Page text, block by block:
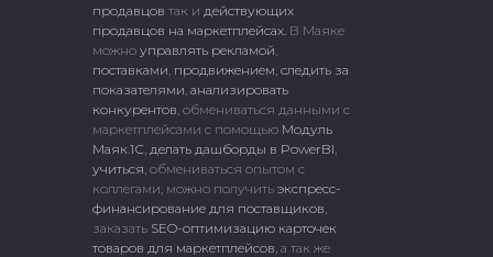
продавцов так и действующих
продавцов на маркетплейсах. В Маяке
можно управлять рекламой
поставками продвижением следить за
показателями анализировать
конкурентов , обмениваться данными с
маркетплейсами c помощью Модуль
Маяк.1С делать дашборды в PowerBI
учиться , обмениваться опытом с
коллегами, можно получить экспресс-
финансирование для поставщиков
заказать SEO-оптимизацию карточек
товаров для маркетплейсов , а так же